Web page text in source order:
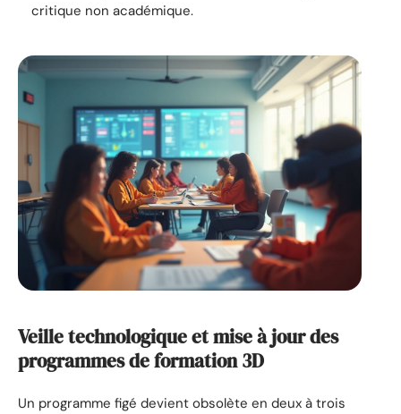
critique non académique.
Veille technologique et mise à jour des
programmes de formation 3D
Un programme figé devient obsolète en deux à trois